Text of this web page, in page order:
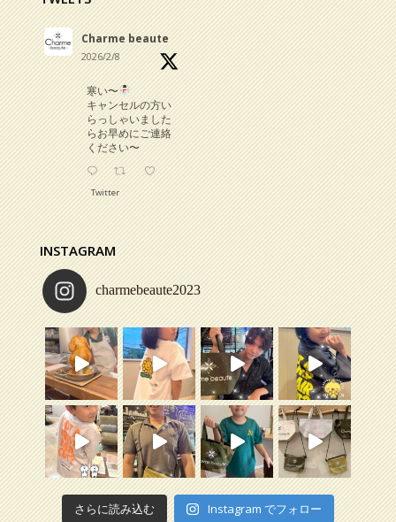
Charme beaute
2026/2/8
寒い〜
キャンセルの方い
らっしゃいました
らお早めにご連絡
ください〜
Twitter
2025/4/3
お知らせです
ます
シャンプー、スタ
イリング剤など商
品も4月5月から値
上げの商品があり
ますので、必要な
方はお早めにお買
い求めください
宜しくお願いしま
す
Twitter
INSTAGRAM
charmebeaute2023
さらに読み込む Instagram でフォロー